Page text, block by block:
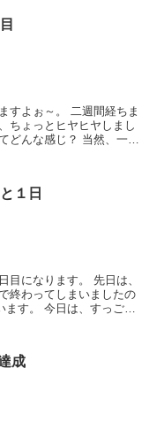
すよぉ～。 二週間経ちま
ちょっとヒヤヒヤしまし
１日
目になります。 先日は、
終わってしまいましたの
ます。 今日は、すっご
成